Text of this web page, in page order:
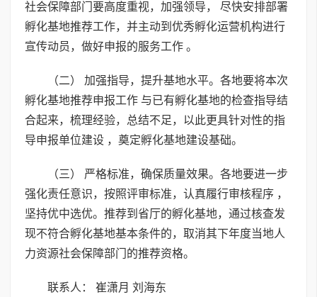
社会保障部门要高度重视，加强领导， 尽快安排部署
孵化基地推荐工作，并主动到优秀孵化运营机构进行
宣传动员，做好申报的服务工作 。
（二） 加强指导，提升基地水平。各地要将本次
孵化基地推荐申报工作 与已有孵化基地的检查指导结
合起来，梳理经验，总结不足，以此更具针对性的指
导申报单位建设 ，奠定孵化基地建设基础。
（三） 严格标准，确保质量效果。各地要进一步
强化责任意识，按照评审标准，认真履行审核程序 ，
坚持优中选优。推荐到省厅的孵化基地，通过核查发
现不符合孵化基地基本条件的，取消其下年度当地人
力资源社会保障部门的推荐资格。
联系人： 崔潇月 刘海东